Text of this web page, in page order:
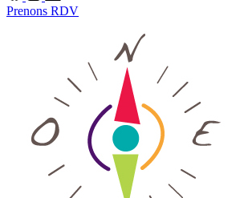
Prenons RDV